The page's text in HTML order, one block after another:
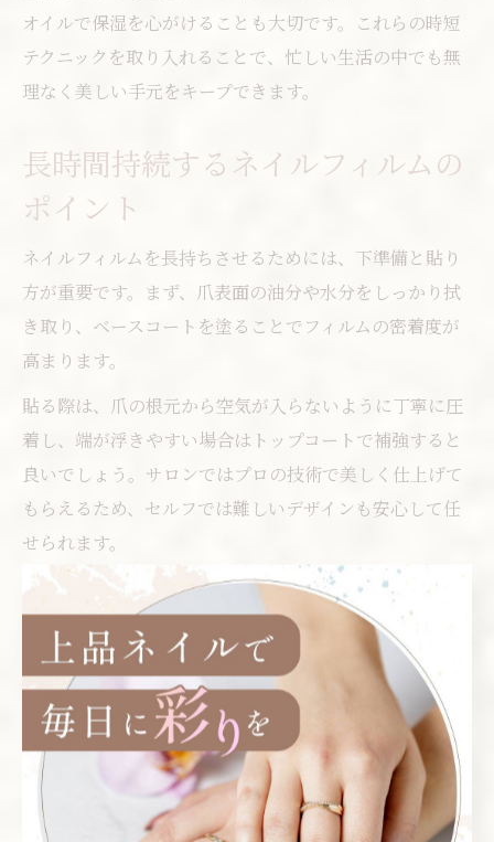
オイルで保湿を心がけることも大切です。これらの時短
テクニックを取り入れることで、忙しい生活の中でも無
理なく美しい手元をキープできます。
長時間持続するネイルフィルムの
ポイント
ネイルフィルムを長持ちさせるためには、下準備と貼り
方が重要です。まず、爪表面の油分や水分をしっかり拭
き取り、ベースコートを塗ることでフィルムの密着度が
高まります。
貼る際は、爪の根元から空気が入らないように丁寧に圧
着し、端が浮きやすい場合はトップコートで補強すると
良いでしょう。サロンではプロの技術で美しく仕上げて
もらえるため、セルフでは難しいデザインも安心して任
せられます。
万が一剥がれてしまった場合も、部分的に貼り直しがで
きるのがフィルムの利点です。日常生活での摩擦や水仕
事に注意しつつ、こまめなケアを心がけることで、ネイ
ルフィルムの美しさを長く楽しめます。
仕事後でも選びやすい施術内容を
解説